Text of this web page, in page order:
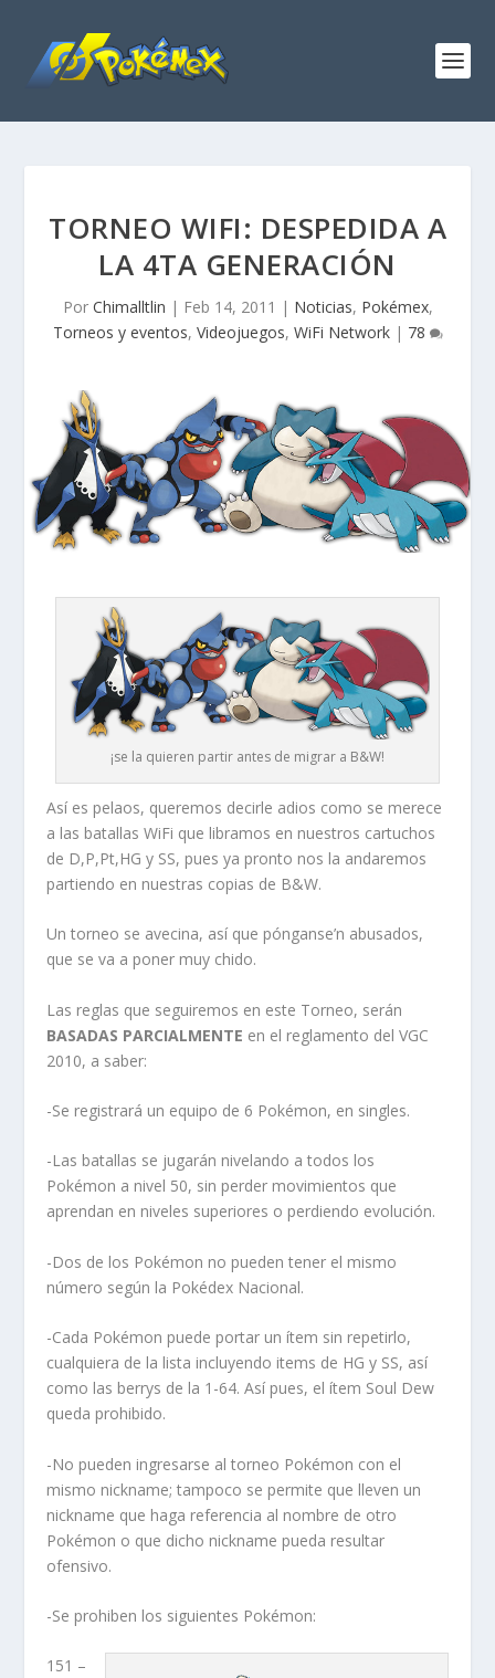
TORNEO WIFI: DESPEDIDA A
LA 4TA GENERACIÓN
Por Chimalltlin | Feb 14, 2011 | Noticias, Pokémex,
Torneos y eventos, Videojuegos, WiFi Network| 78
¡se la quieren partir antes de migrar a B&W!
Así es pelaos, queremos decirle adios como se merece
a las batallas WiFi que libramos en nuestros cartuchos
de D,P,Pt,HG y SS, pues ya pronto nos la andaremos
partiendo en nuestras copias de B&W.
Un torneo se avecina, así que pónganse’n abusados,
que se va a poner muy chido.
Las reglas que seguiremos en este Torneo, serán
BASADAS PARCIALMENTE en el reglamento del VGC
2010, a saber:
-Se registrará un equipo de 6 Pokémon, en singles.
-Las batallas se jugarán nivelando a todos los
Pokémon a nivel 50, sin perder movimientos que
aprendan en niveles superiores o perdiendo evolución.
-Dos de los Pokémon no pueden tener el mismo
número según la Pokédex Nacional.
-Cada Pokémon puede portar un ítem sin repetirlo,
cualquiera de la lista incluyendo items de HG y SS, así
como las berrys de la 1-64. Así pues, el ítem Soul Dew
queda prohibido.
-No pueden ingresarse al torneo Pokémon con el
mismo nickname; tampoco se permite que lleven un
nickname que haga referencia al nombre de otro
Pokémon o que dicho nickname pueda resultar
ofensivo.
-Se prohiben los siguientes Pokémon:
151 –